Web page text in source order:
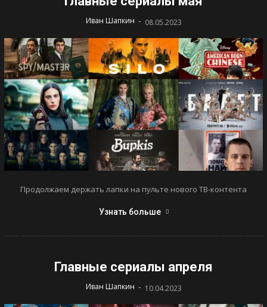
Иван Шапкин - 08.05.2023
Продолжаем держать лапки на пульте нового ТВ-контента
Узнать больше
Главные сериалы апреля
Иван Шапкин - 10.04.2023